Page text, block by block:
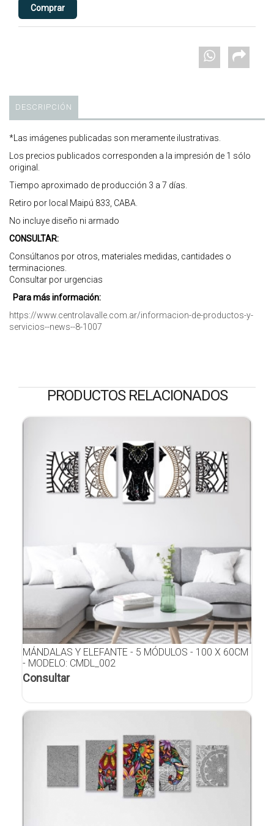
DESCRIPCIÓN
*Las imágenes publicadas son meramente ilustrativas.
Los precios publicados corresponden a la impresión de 1 sólo
original.
Tiempo aproximado de producción 3 a 7 días.
Retiro por local Maipú 833, CABA.
No incluye diseño ni armado
CONSULTAR:
Consúltanos por otros, materiales medidas, cantidades o
terminaciones.
Consultar por urgencias
Para más información:
https://www.centrolavalle.com.ar/informacion-de-productos-y-
servicios--news--8-1007
PRODUCTOS RELACIONADOS
MÁNDALAS Y ELEFANTE - 5 MÓDULOS - 100 X 60CM
- MODELO: CMDL_002
Consultar